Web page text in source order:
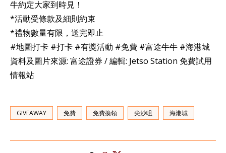
牛約定大家到時見！
*活動受條款及細則約束
*禮物數量有限，送完即止
#地圖打卡 #打卡 #有獎活動 #免費 #富途牛牛 #海港城
資料及圖片來源: 富途證券 / 編輯: Jetso Station 免費試用
情報站
GIVEAWAY 免費 免費換領 尖沙咀 海港城